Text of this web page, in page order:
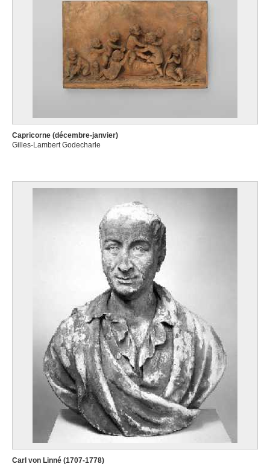
Capricorne (décembre-janvier)
Gilles-Lambert Godecharle
Carl von Linné (1707-1778)